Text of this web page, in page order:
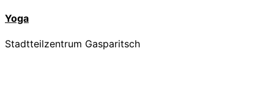
Yoga
Stadtteilzentrum Gasparitsch